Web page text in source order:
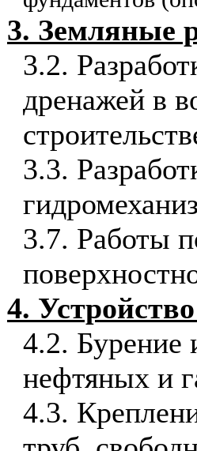
3. Земляные
3.2.
дренажей в
3.3.
3.7. Работы
4.
4.2. Бурение
нефтяных и
4.3.